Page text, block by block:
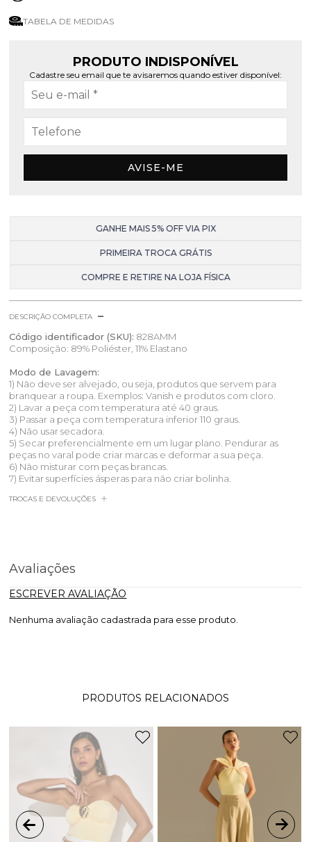
TABELA DE MEDIDAS
PRODUTO INDISPONÍVEL
Cadastre seu email que te avisaremos quando estiver disponível:
AVISE-ME
GANHE MAIS 5% OFF VIA PIX
PRIMEIRA TROCA GRÁTIS
COMPRE E RETIRE NA LOJA FÍSICA
DESCRIÇÃO COMPLETA
Código identificador (SKU): 828AMM
Composição: 89% Poliéster, 11% Elastano
Modo de Lavagem:
1) Não deve ser alvejado, ou seja, produtos que servem para
branquear a roupa. Exemplos: Vanish e produtos com cloro.
2) Lavar a peça com temperatura até 40 graus.
3) Passar a peça com temperatura inferior 110 graus.
4) Não usar secadora.
5) Secar preferencialmente em um lugar plano. Pendurar as
peças no varal pode criar marcas e deformar a sua peça.
6) Não misturar com peças brancas.
7) Evitar superfícies ásperas para não criar bolinha.
TROCAS E DEVOLUÇÕES
Avaliações
ESCREVER AVALIAÇÃO
Nenhuma avaliação cadastrada para esse produto.
PRODUTOS RELACIONADOS